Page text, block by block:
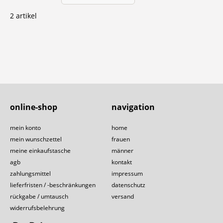
2 artikel
navigation
home
frauen
männer
kontakt
impressum
datenschutz
versand
online-shop
mein konto
mein wunschzettel
meine einkaufstasche
agb
zahlungsmittel
lieferfristen / -beschränkungen
rückgabe / umtausch
widerrufsbelehrung